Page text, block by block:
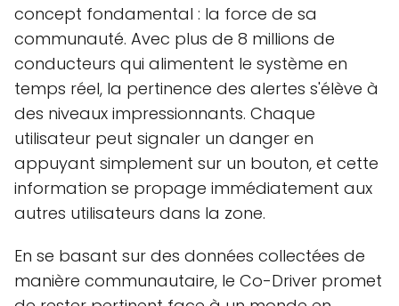
concept fondamental : la force de sa
communauté. Avec plus de 8 millions de
conducteurs qui alimentent le système en
temps réel, la pertinence des alertes s'élève à
des niveaux impressionnants. Chaque
utilisateur peut signaler un danger en
appuyant simplement sur un bouton, et cette
information se propage immédiatement aux
autres utilisateurs dans la zone.
En se basant sur des données collectées de
manière communautaire, le Co-Driver promet